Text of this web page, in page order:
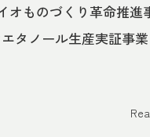
オものづくり革命推
タノール生産実証事